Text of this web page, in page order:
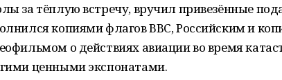
за тёплую встречу, вручил привезённые
копиями флагов ВВС, Российским и
о действиях авиации во время
ценными экспонатами.